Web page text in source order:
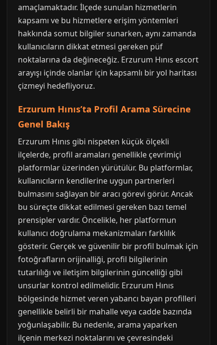
amaçlamaktadır. İlçede sunulan hizmetlerin
kapsamı ve bu hizmetlere erişim yöntemleri
hakkında somut bilgiler sunarken, aynı zamanda
kullanıcıların dikkat etmesi gereken püf
noktalarına da değineceğiz. Erzurum Hınıs escort
arayışı içinde olanlar için kapsamlı bir yol haritası
çizmeyi hedefliyoruz.
Erzurum Hınıs’ta Profil Arama Sürecine
Genel Bakış
Erzurum Hınıs gibi nispeten küçük ölçekli
ilçelerde, profil aramaları genellikle çevrimiçi
platformlar üzerinden yürütülür. Bu platformlar,
kullanıcıların kendilerine uygun partnerleri
bulmasını sağlayan bir aracı görevi görür. Ancak
bu süreçte dikkat edilmesi gereken bazı temel
prensipler vardır. Öncelikle, her platformun
kullanıcı doğrulama mekanizmaları farklılık
gösterir. Gerçek ve güvenilir bir profil bulmak için
fotoğrafların orijinalliği, profil bilgilerinin
tutarlılığı ve iletişim bilgilerinin güncelliği gibi
unsurlar kontrol edilmelidir. Erzurum Hınıs
bölgesinde hizmet veren yabancı bayan profilleri
genellikle belirli bir mahalle veya cadde bazında
yoğunlaşabilir. Bu nedenle, arama yaparken
ilçenin merkezi noktalarını ve çevresindeki